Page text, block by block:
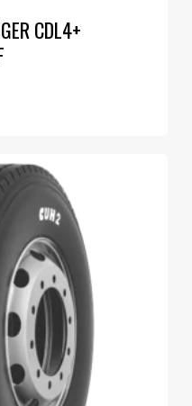
CDL4+